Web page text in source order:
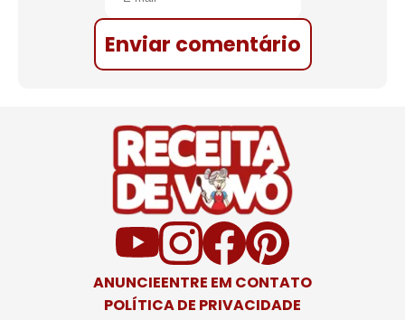
Enviar comentário
ANUNCIEENTRE EM CONTATO
POLÍTICA DE PRIVACIDADE